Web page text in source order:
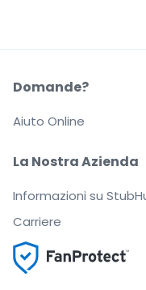
La Nostra Azienda
Informazioni su
Carriere
Domande?
Aiuto Online